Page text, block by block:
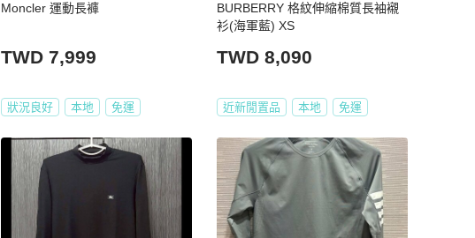
Moncler 運動長褲
TWD 7,999
狀況良好 本地 免運
BURBERRY 格紋伸縮棉質長袖襯
衫(海軍藍) XS
TWD 8,090
近新閒置品 本地 免運